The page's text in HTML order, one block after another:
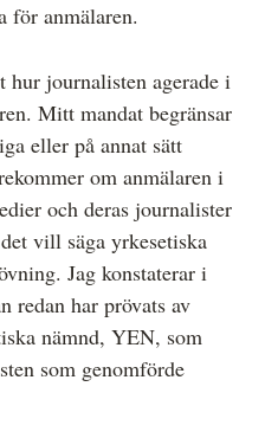
för anmälaren.
journalisten agerade i
Mitt mandat begränsar
eller på annat sätt
om anmälaren i
och deras journalister
vill säga yrkesetiska
Jag konstaterar i
redan har prövats av
nämnd, YEN, som
som genomförde